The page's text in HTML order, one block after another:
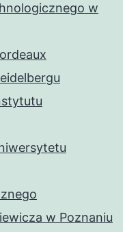
w
w Poznaniu